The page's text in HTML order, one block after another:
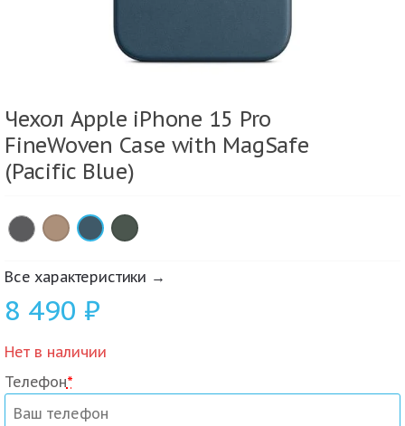
Чехол Apple iPhone 15 Pro
FineWoven Case with MagSafe
(Pacific Blue)
× × ×
Все характеристики →
8 490 ₽
Нет в наличии
Телефон*